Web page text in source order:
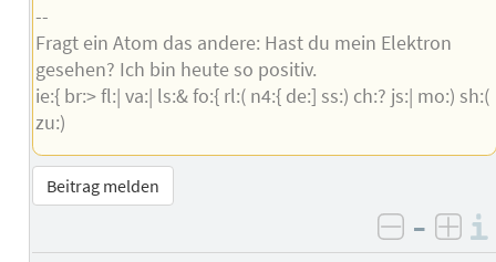
--
Fragt ein Atom das andere: Hast du mein Elektron
gesehen? Ich bin heute so positiv.
ie:{ br:> fl:| va:| ls:& fo:{ rl:( n4:{ de:] ss:) ch:? js:| mo:) sh:(
zu:)
Beitrag melden
negativ
–